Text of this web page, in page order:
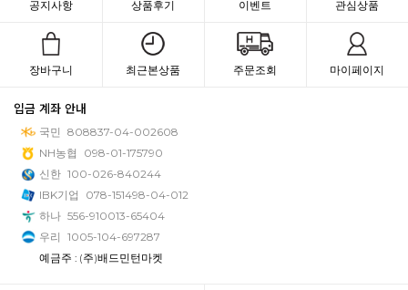
공지사항 상품후기 이벤트 관심상품
장바구니 최근본상품 주문조회 마이페이지
입금 계좌 안내
국민 808837-04-002608
NH농협
098-01-175790
신한 100-026-840244
IBK기업
078-151498-04-012
하나 556-910013-65404
우리 1005-104-697287
예금주 : (주)배드민턴마켓